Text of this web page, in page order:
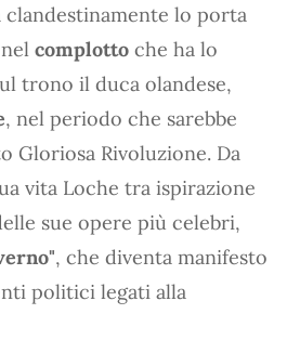
clandestinamente lo porta
complotto che ha lo
trono il duca olandese,
, nel periodo che sarebbe
Gloriosa Rivoluzione. Da
vita Loche tra ispirazione
sue opere più celebri,
, che diventa manifesto
politici legati alla